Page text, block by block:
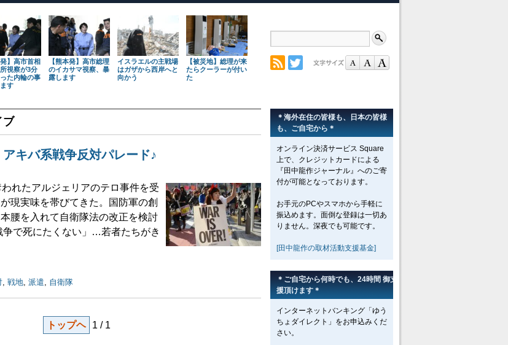
発】高市首相
視察が3分
た内輪の事
す
【熊本発】高市総理
のイカサマ視察、暴
露します
イスラエルの主戦場
はガザから西岸へと
向かう
【被災地】総理が来
たらクーラーが付い
た
ブ
キバ系戦争反対パレード♪
れたアルジェリアのテロ事件を受
現実味を帯びてきた。国防軍の創
腰を入れて自衛隊法の改正を検討
で死にたくない」…若者たちがき
, 戦地, 派遣, 自衛隊
トップヘ 1 / 1
＊海外在住の皆様も、日本の皆様
も、ご自宅から＊
オンライン決済サービス Square
上で、クレジットカードによる
『田中龍作ジャーナル』へのご寄
付が可能となっております。
お手元のPCやスマホから手軽に
振込めます。面倒な登録は一切あ
りません。深夜でも可能です。
[田中龍作の取材活動支援基金]
＊ご自宅から何時でも、24時間 御支
援頂けます＊
インターネットバンキング「ゆう
ちょダイレクト」をお申込みくだ
さい。